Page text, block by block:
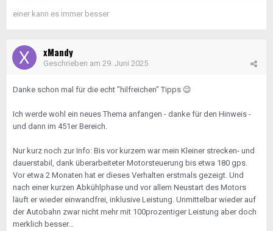
einer kann es immer besser
xMandy
Geschrieben am 29. Juni 2025
Danke schon mal für die echt "hilfreichen" Tipps 😉
Ich werde wohl ein neues Thema anfangen - danke für den Hinweis -
und dann im 451er Bereich.
Nur kurz noch zur Info: Bis vor kurzem war mein Kleiner strecken- und
dauerstabil, dank überarbeiteter Motorsteuerung bis etwa 180 gps.
Vor etwa 2 Monaten hat er dieses Verhalten erstmals gezeigt. Und
nach einer kurzen Abkühlphase und vor allem Neustart des Motors
läuft er wieder einwandfrei, inklusive Leistung. Unmittelbar wieder auf
der Autobahn zwar nicht mehr mit 100prozentiger Leistung aber doch
merklich besser...